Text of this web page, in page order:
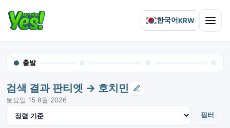
한국어KRW Open
출발
검색 결과 판티엣 → 호치민
토요일 15 8월 2026
필터
결과 정렬